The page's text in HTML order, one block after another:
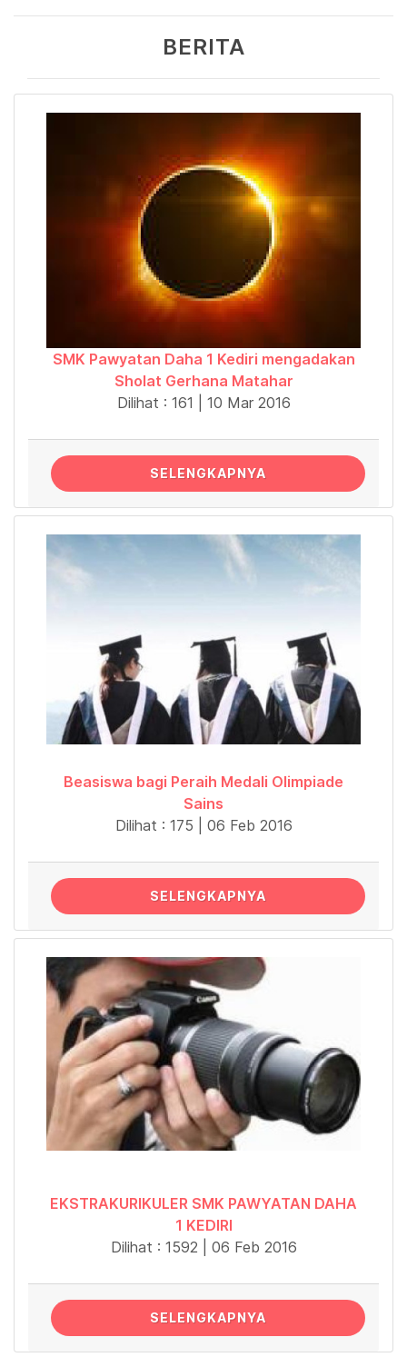
BERITA
SMK Pawyatan Daha 1 Kediri mengadakan
Sholat Gerhana Matahar
Dilihat : 161 | 10 Mar 2016
SELENGKAPNYA
Beasiswa bagi Peraih Medali Olimpiade
Sains
Dilihat : 175 | 06 Feb 2016
SELENGKAPNYA
EKSTRAKURIKULER SMK PAWYATAN DAHA
1 KEDIRI
Dilihat : 1592 | 06 Feb 2016
SELENGKAPNYA